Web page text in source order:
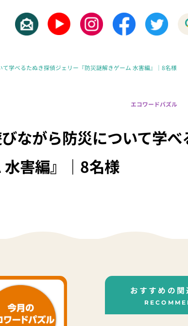
学べるたぬき探偵ジェリー『防災謎解きゲーム 水害編』｜8名様
エコワードパズル
ながら防災について学
害編』｜8名様
おすすめの関